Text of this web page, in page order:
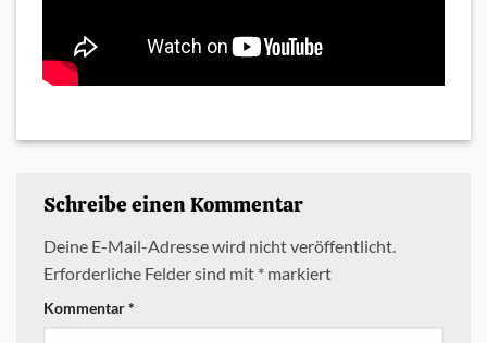
Schreibe einen Kommentar
Deine E-Mail-Adresse wird nicht veröffentlicht.
Erforderliche Felder sind mit * markiert
Kommentar*